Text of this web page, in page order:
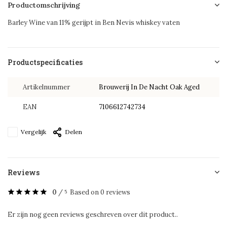
Productomschrijving
Barley Wine van 11% gerijpt in Ben Nevis whiskey vaten
Productspecificaties
Artikelnummer Brouwerij In De Nacht Oak Aged
EAN 7106612742734
Vergelijk Delen
Reviews
0 / 5 Based on 0 reviews
Er zijn nog geen reviews geschreven over dit product..